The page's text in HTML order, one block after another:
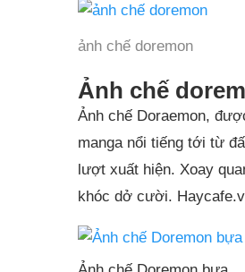
ảnh chế doremon
Ảnh chế
Ảnh chế Doraemon,
manga nổi tiếng tới từ
lượt xuất hiện. Xoay
khóc dở cười.